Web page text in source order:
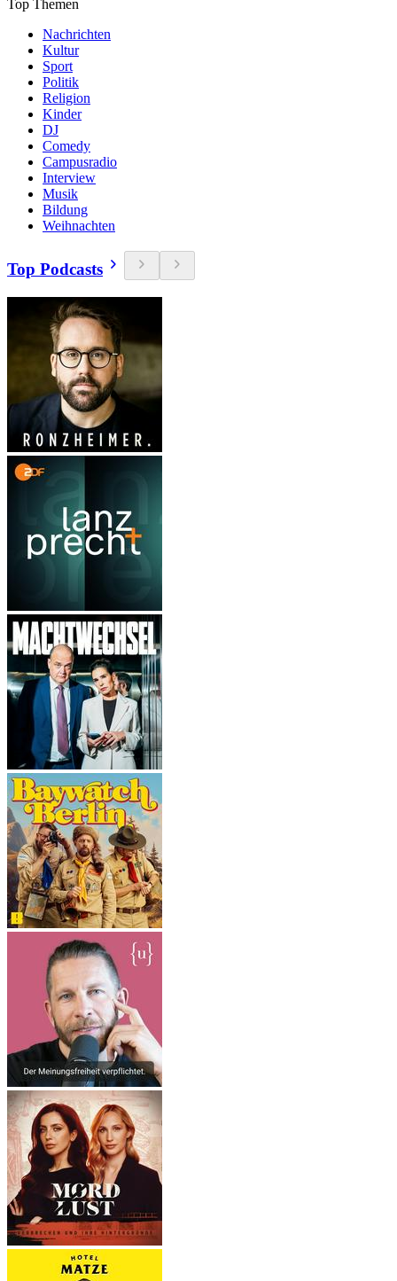
Top Themen
Nachrichten
Kultur
Sport
Politik
Religion
Kinder
DJ
Comedy
Campusradio
Interview
Musik
Bildung
Weihnachten
Top Podcasts